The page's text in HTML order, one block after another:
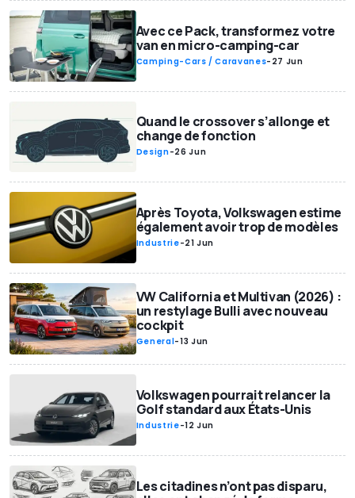
Avec ce Pack, transformez votre
van en micro-camping-car
Camping-Cars / Caravanes- 27 Jun
Quand le crossover s’allonge et
change de fonction
Design-26 Jun
Après Toyota, Volkswagen estime
également avoir trop de modèles
Industrie-21 Jun
VW California et Multivan (2026) :
un restylage Bulli avec nouveau
cockpit
General-13 Jun
Volkswagen pourrait relancer la
Golf standard aux États-Unis
Industrie-12 Jun
Les citadines n’ont pas disparu,